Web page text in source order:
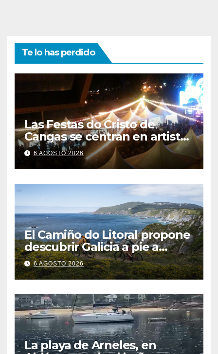
Te lo has perdido
Las Festas do Cristo de
Cangas se centran en artistas
gallegos
6 AGOSTO 2026
El Camiño do Litoral propone
descubrir Galicia a pie a
través de más de 1.300
kilómetros
6 AGOSTO 2026
La playa de Arneles, en